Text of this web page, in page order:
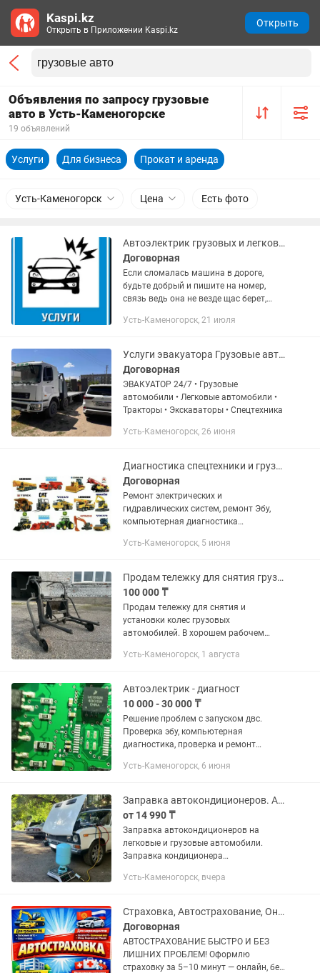
Объявления по запросу грузовые
авто в Усть-Каменогорске
19 объявлений
Услуги Для бизнеса Прокат и аренда
Усть-Каменогорск Цена Есть фото
Автоэлектрик грузовых и легковых авто с выездом.
Договорная
Если сломалась машина в дороге,
будьте добрый и пишите на номер,
связь ведь она не везде щас берет,
Работаем только по ЭЛЕКТРИКЕ
Усть-Каменогорск, 21 июля
Услуги эвакуатора Грузовые автомобили Легковые автомобили Тракторы
Договорная
ЭВАКУАТОР 24/7 • Грузовые
автомобили • Легковые автомобили •
Тракторы • Экскаваторы • Спецтехника
Усть-Каменогорск, 26 июня
Диагностика спецтехники и грузовых авто.
Договорная
Peмонт электрических и
гидравлических систем, ремонт Эбу,
компьютерная диагностика
дизель-генераторов, дилерским
peмонтa),...
Усть-Каменогорск, 5 июня
Продам тележку для снятия грузовых автомобилей.
100 000 ₸
Продам тележку для снятия и
установки колес грузовых
автомобилей. В хорошем рабочем
Надежная и удобная в использовании,
демонтаж тяжелых...
Усть-Каменогорск, 1 августа
Автоэлектрик - диагност
10 000 - 30 000 ₸
Решение проблем с запуском двс.
Проверка эбу, компьютерная
диагностика, проверка и ремонт
Видеоэндоскоп. Дымогенератор,.
Осциллограф. Ремонт...
Усть-Каменогорск, 6 июня
Заправка автокондиционеров. Автокондиционер
от 14 990 ₸
Заправка автокондиционеров на
легковые и грузовые автомобили.
Заправка кондиционера
погрузчики, экскаваторы, грейдеры и
Заправка...
Усть-Каменогорск, вчера
Страховка, Автострахование, Онлайн!
Договорная
АВТОСТРАХОВАНИЕ БЫСТРО И БЕЗ
ЛИШНИХ ПРОБЛЕМ! Оформлю
страховку за 5–10 минут — онлайн, без
Kaspi.kz
Открыть в Приложении Kaspi.kz
Открыть